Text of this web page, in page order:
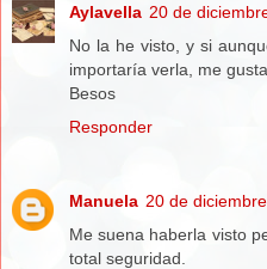
Aylavella 20 de
No la he visto, y si
importaría verla, me
Besos
Responder
Manuela 20 de
Me suena haberla visto
total seguridad.